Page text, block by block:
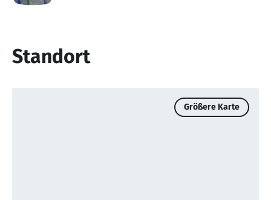
Standort
Größere Karte